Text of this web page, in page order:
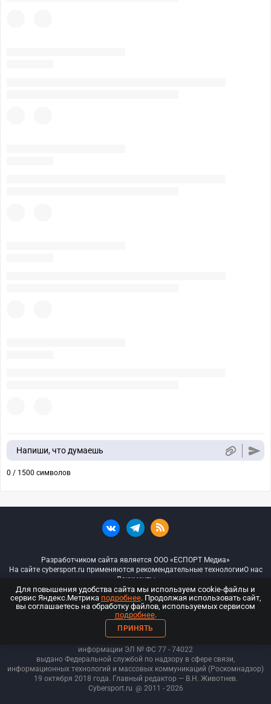
Напиши, что думаешь
0 / 1500 символов
Разработчиком сайта является ООО «ЕСПОРТ Медиа»
На сайте cybersport.ru применяются рекомендательные технологииО нас
Документы
© ООО «Киберспорт.ру» — Все права защищены
18+
ООО «Киберспорт.ру». Свидетельство о регистрации средств массовой
информации ЭЛ № ФС 77 - 74022
выдано Федеральной службой по надзору в сфере связи,
информационных технологий и массовых коммуникаций (Роскомнадзор)
19 октября 2018 года. Главный редактор — В.Н. Животнев.
Cybersport.ru @ 2011 - 2026
Для повышения удобства сайта мы используем cookie-файлы и
сервис Яндекс.Метрика подробнее. Продолжая использовать сайт,
вы соглашаетесь на обработку файлов, используемых сервисом
подробнее.
ПРИНЯТЬ